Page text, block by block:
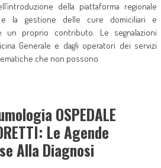
della piattaforma regionale
e la gestione delle cure domiciliari e
un proprio contributo. Le segnalazioni
Generale e dagli operatori dei servizi
che non possono
OSPEDALE
Le Agende
Alla Diagnosi